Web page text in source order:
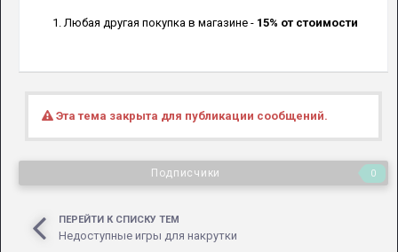
Любая другая покупка в магазине - 15% от стоимости
Эта тема закрыта для публикации сообщений.
Подписчики 0
ПЕРЕЙТИ К СПИСКУ ТЕМ
Недоступные игры для накрутки